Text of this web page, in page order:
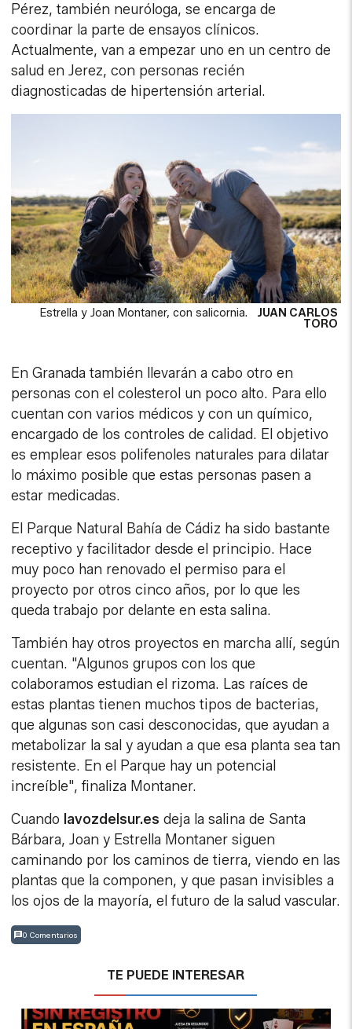
Pérez, también neuróloga, se encarga de
coordinar la parte de ensayos clínicos.
Actualmente, van a empezar uno en un centro de
salud en Jerez, con personas recién
diagnosticadas de hipertensión arterial.
Estrella y Joan Montaner, con salicornia.
JUAN CARLOS
TORO
En Granada también llevarán a cabo otro en
personas con el colesterol un poco alto. Para ello
cuentan con varios médicos y con un químico,
encargado de los controles de calidad. El objetivo
es emplear esos polifenoles naturales para dilatar
lo máximo posible que estas personas pasen a
estar medicadas.
El Parque Natural Bahía de Cádiz ha sido bastante
receptivo y facilitador desde el principio. Hace
muy poco han renovado el permiso para el
proyecto por otros cinco años, por lo que les
queda trabajo por delante en esta salina.
También hay otros proyectos en marcha allí, según
cuentan. "Algunos grupos con los que
colaboramos estudian el rizoma. Las raíces de
estas plantas tienen muchos tipos de bacterias,
que algunas son casi desconocidas, que ayudan a
metabolizar la sal y ayudan a que esa planta sea tan
resistente. En el Parque hay un potencial
increíble", finaliza Montaner.
Cuando lavozdelsur.esdeja la salina de Santa
Bárbara, Joan y Estrella Montaner siguen
caminando por los caminos de tierra, viendo en las
plantas que la componen, y que pasan invisibles a
los ojos de la mayoría, el futuro de la salud vascular.
0 Comentarios
TE PUEDE INTERESAR